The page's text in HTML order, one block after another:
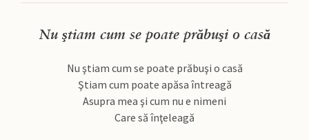
Nu ştiam cum se poate prăbuşi o casă
Nu ştiam cum se poate prăbuşi o casă
Ştiam cum poate apăsa întreagă
Asupra mea şi cum nu e nimeni
Care să înţeleagă